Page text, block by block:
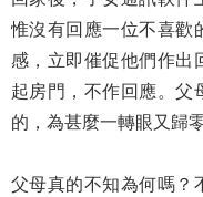
惟沒有回應一位不喜歡
感，立即催促他們作出
起房門，不作回應。父
的，為甚麼一轉眼又歸
父母真的不知為何嗎？